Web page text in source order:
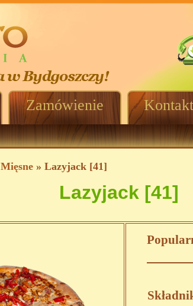
Zamówienie Kontakt
Mięsne » Lazyjack [41]
Lazyjack [41]